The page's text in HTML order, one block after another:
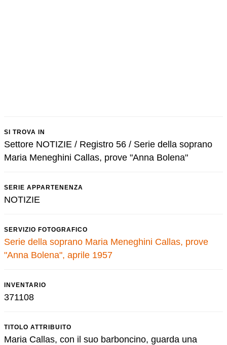
SI TROVA IN
Settore NOTIZIE / Registro 56 / Serie della soprano
Maria Meneghini Callas, prove "Anna Bolena"
SERIE APPARTENENZA
NOTIZIE
SERVIZIO FOTOGRAFICO
Serie della soprano Maria Meneghini Callas, prove
"Anna Bolena", aprile 1957
INVENTARIO
371108
TITOLO ATTRIBUITO
Maria Callas, con il suo barboncino, guarda una